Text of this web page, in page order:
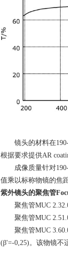
镜头的材料在
根据要求提供AR
成像质量针对
值乘以标称物镜的焦距
紫外镜头的聚焦管
聚焦管MUC
聚焦管MUC
聚焦管MUC
(β'=-0,25) 。该物镜不